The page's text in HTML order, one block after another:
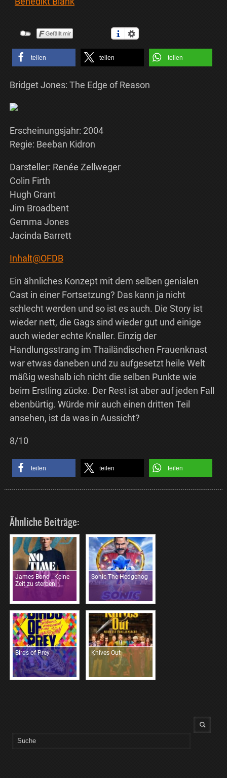
teilen teilen teilen
Bridget Jones: The Edge of Reason
Erscheinungsjahr: 2004
Regie: Beeban Kidron
Darsteller: Renée Zellweger
Colin Firth
Hugh Grant
Jim Broadbent
Gemma Jones
Jacinda Barrett
Inhalt@OFDB
Ein ähnliches Konzept mit dem selben genialen
Cast in einer Fortsetzung? Das kann ja nicht
schlecht werden und so ist es auch. Die Story ist
wieder nett, die Gags sind wieder gut und einige
auch wieder echte Knaller. Einzig der
Handlungsstrang im Thailändischen Frauenknast
war etwas daneben und zu aufgesetzt heile Welt
mäßig weshalb ich nicht die selben Punkte wie
beim Erstling zücke. Der Rest ist aber auf jeden Fall
ebenbürtig. Würde mir auch einen dritten Teil
ansehen, ist da was in Aussicht?
8/10
teilen teilen teilen
Ähnliche Beiträge:
James Bond - Keine
Zeit zu sterben
Sonic The Hedgehog
Birds of Prey Knives Out